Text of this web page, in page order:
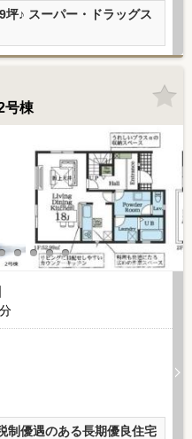
♪ スーパー・ドラッグス
号棟
分
制優遇のある長期優良住宅